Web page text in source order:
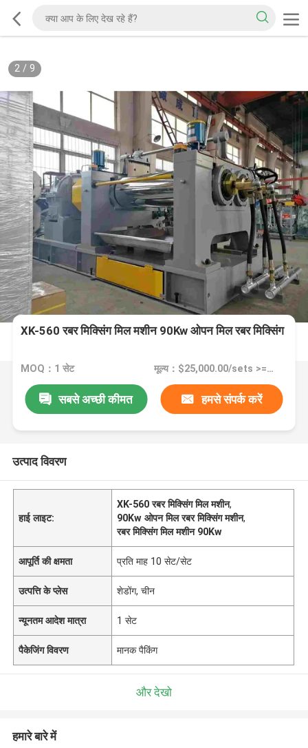
2/ 9
XK-560 रबर मिक्सिंग मिल मशीन 90Kw ओपन मिल रबर मिक्सिंग
MOQ：1 सेट मूल्य：$25,000.00/sets >=1 sets
सबसे अच्छी कीमत हमसे संपर्क करें
उत्पाद विवरण
हाई लाइट:
XK-560 रबर मिक्सिंग मिल मशीन,
90Kw ओपन मिल रबर मिक्सिंग मशीन,
रबर मिक्सिंग मिल मशीन 90Kw
आपूर्ति की क्षमता प्रति माह 10 सेट/सेट
उत्पत्ति के प्लेस शेडोंग, चीन
न्यूनतम आदेश मात्रा 1 सेट
पैकेजिंग विवरण मानक पैकिंग
और देखो
हमारे बारे में